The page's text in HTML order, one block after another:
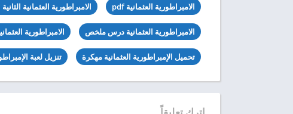
الامبراطورية العثمانية pdf الامبراطورية العثمانية
الامبراطورية العثمانية درس ملخص الامبراطورية
تحميل الإمبراطورية العثمانية مهكرة تنزيل لعبة